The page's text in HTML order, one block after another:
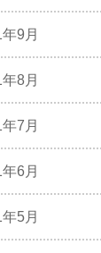
9月
8月
7月
6月
5月